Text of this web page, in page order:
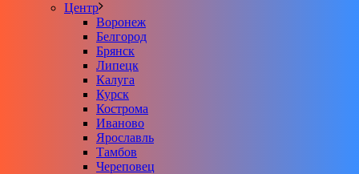
Центр
Воронеж
Белгород
Брянск
Липецк
Калуга
Курск
Кострома
Иваново
Ярославль
Тамбов
Череповец